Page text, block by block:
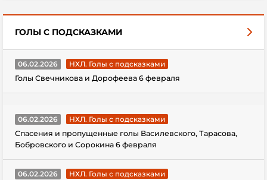
ГОЛЫ С ПОДСКАЗКАМИ
06.02.2026
НХЛ. Голы с подсказками
Голы Свечникова и Дорофеева 6 февраля
06.02.2026
НХЛ. Голы с подсказками
Спасения и пропущенные голы Василевского, Тарасова,
Бобровского и Сорокина 6 февраля
06.02.2026
НХЛ. Голы с подсказками